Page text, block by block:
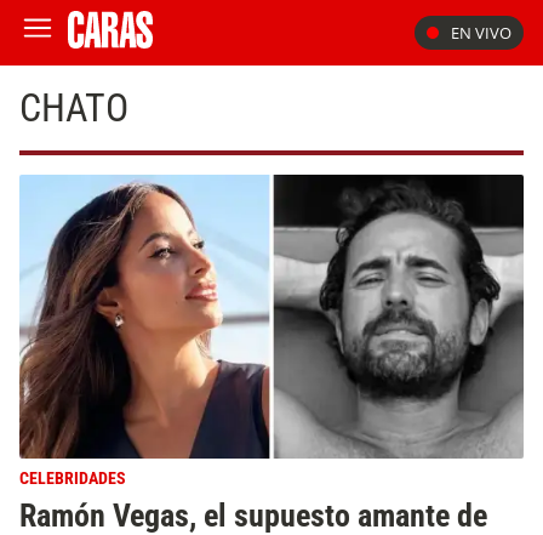
EN VIVO
CHATO
CELEBRIDADES
Ramón Vegas, el supuesto amante de